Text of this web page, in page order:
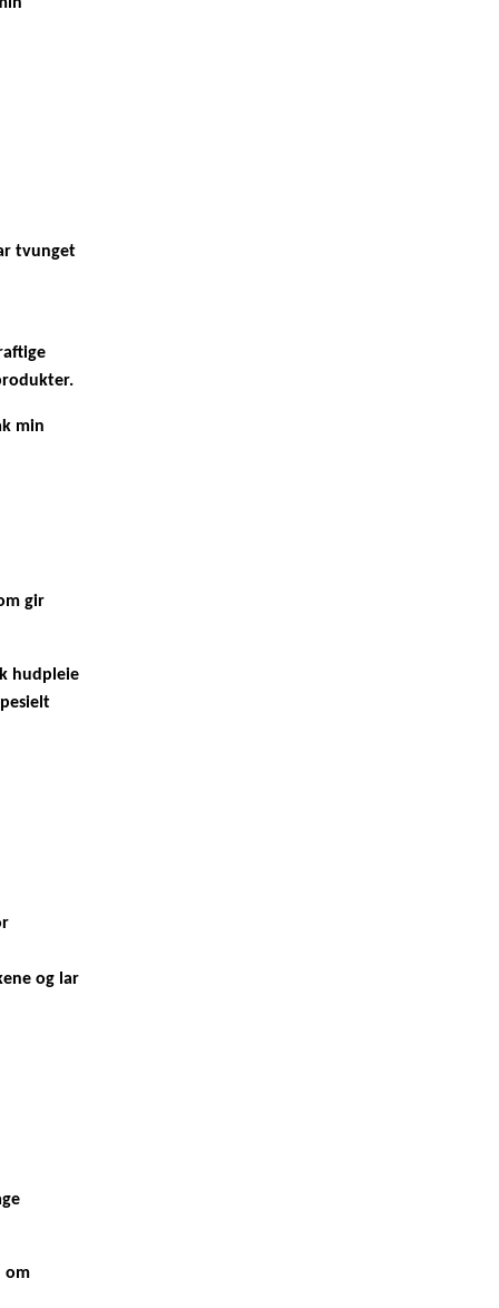
tvunget
min
gir
hudpleie
og lar
om